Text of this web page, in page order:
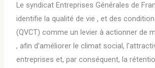
Le syndicat Entreprises Générales de
identifie la qualité de vie , et des
(QVCT) comme un levier à actionner de
, afin d’améliorer le climat social,
entreprises et, par conséquent, la